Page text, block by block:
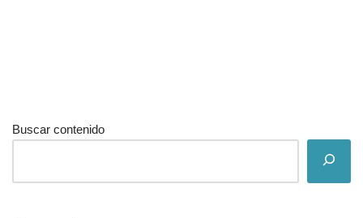
Buscar contenido